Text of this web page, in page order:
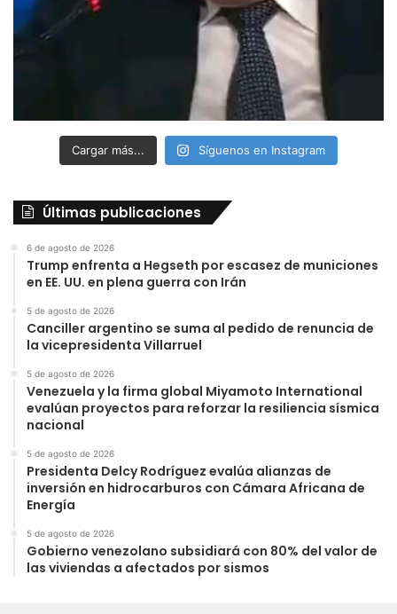
Cargar más... Síguenos en Instagram
Últimas publicaciones
6 de agosto de 2026
Trump enfrenta a Hegseth por escasez de municiones
en EE. UU. en plena guerra con Irán
5 de agosto de 2026
Canciller argentino se suma al pedido de renuncia de
la vicepresidenta Villarruel
5 de agosto de 2026
Venezuela y la firma global Miyamoto International
evalúan proyectos para reforzar la resiliencia sísmica
nacional
5 de agosto de 2026
Presidenta Delcy Rodríguez evalúa alianzas de
inversión en hidrocarburos con Cámara Africana de
Energía
5 de agosto de 2026
Gobierno venezolano subsidiará con 80% del valor de
las viviendas a afectados por sismos